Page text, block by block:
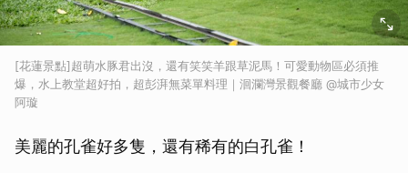
[花蓮景點]超萌水豚君出沒，還有笑笑羊跟草泥馬！可愛動物區必須推
爆，水上教堂超好拍，超彭湃無菜單料理｜洄瀾灣景觀餐廳 @城市少女
阿璇
美麗的孔雀好多隻，還有稀有的白孔雀！